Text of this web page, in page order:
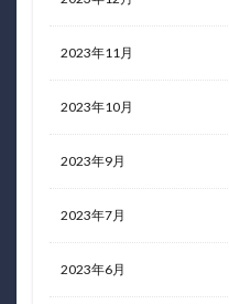
2023年11月
2023年10月
2023年9月
2023年7月
2023年6月